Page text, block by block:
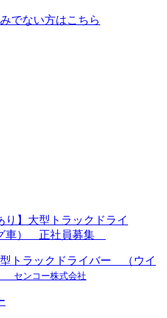
でない方はこちら
型トラックドライバー （ウイ
センコー株式会社